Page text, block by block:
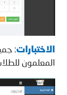
الاختبارات:
المعلمون